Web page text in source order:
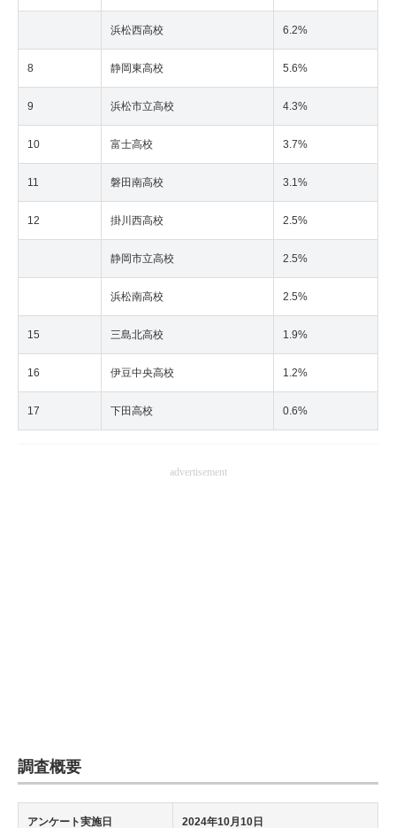
浜松西高校 6.2%
8 静岡東高校 5.6%
9 浜松市立高校 4.3%
10 富士高校 3.7%
11 磐田南高校 3.1%
12 掛川西高校 2.5%
静岡市立高校 2.5%
浜松南高校 2.5%
15 三島北高校 1.9%
16 伊豆中央高校 1.2%
17 下田高校 0.6%
advertisement
調査概要
アンケート実施日 2024年10月10日